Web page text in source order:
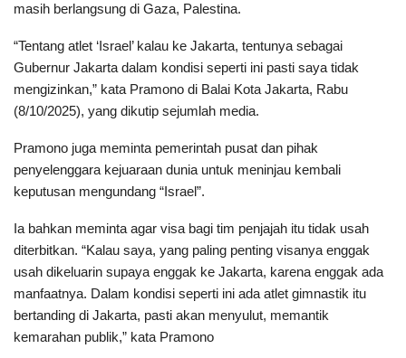
masih berlangsung di Gaza, Palestina.
“Tentang atlet ‘Israel’ kalau ke Jakarta, tentunya sebagai
Gubernur Jakarta dalam kondisi seperti ini pasti saya tidak
mengizinkan,” kata Pramono di Balai Kota Jakarta, Rabu
(8/10/2025), yang dikutip sejumlah media.
Pramono juga meminta pemerintah pusat dan pihak
penyelenggara kejuaraan dunia untuk meninjau kembali
keputusan mengundang “Israel”.
Ia bahkan meminta agar visa bagi tim penjajah itu tidak usah
diterbitkan. “Kalau saya, yang paling penting visanya enggak
usah dikeluarin supaya enggak ke Jakarta, karena enggak ada
manfaatnya. Dalam kondisi seperti ini ada atlet gimnastik itu
bertanding di Jakarta, pasti akan menyulut, memantik
kemarahan publik,” kata Pramono